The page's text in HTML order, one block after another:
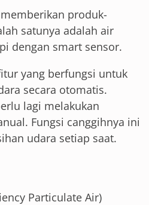
produk-
satunya adalah air
dengan smart sensor.
yang berfungsi untuk
secara otomatis.
lagi melakukan
Fungsi canggihnya ini
udara setiap saat.
Particulate Air)